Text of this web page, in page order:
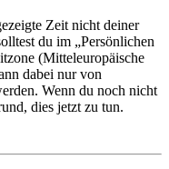
Zeit nicht deiner
du im „Persönlichen
(Mitteleuropäische
dabei nur von
Wenn du noch nicht
dies jetzt zu tun.